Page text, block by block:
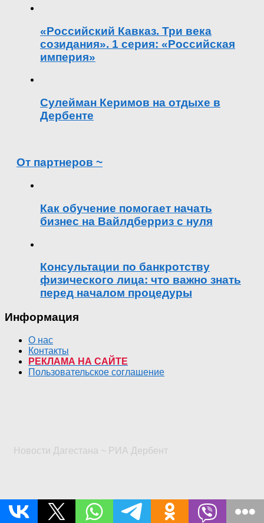
«Российский Кавказ. Три века
созидания». 1 серия: «Российская
империя»
Сулейман Керимов на отдыхе в
Дербенте
От партнеров ~
Как обучение помогает начать
бизнес на Вайлдберриз с нуля
Консультации по банкротству
физического лица: что важно знать
перед началом процедуры
Информация
О нас
Контакты
РЕКЛАМА НА САЙТЕ
Пользовательское соглашение
Новости Дагестана ~ РИА Дербент